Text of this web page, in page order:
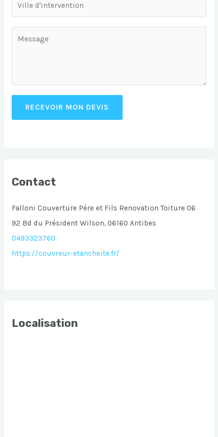
RECEVOIR MON DEVIS
Contact
Falloni Couverture Père et Fils Renovation Toiture 06
92 Bd du Président Wilson, 06160 Antibes
0493323760
https://couvreur-etancheite.fr/
Localisation